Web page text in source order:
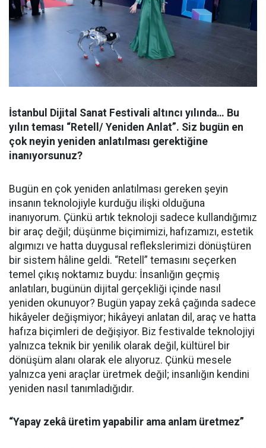
İstanbul Dijital Sanat Festivali altıncı yılında… Bu
yılın teması “Retell/ Yeniden Anlat”. Siz bugün en
çok neyin yeniden anlatılması gerektiğine
inanıyorsunuz?
Bugün en çok yeniden anlatılması gereken şeyin
insanın teknolojiyle kurduğu ilişki olduğuna
inanıyorum. Çünkü artık teknoloji sadece kullandığımız
bir araç değil; düşünme biçimimizi, hafızamızı, estetik
algımızı ve hatta duygusal reflekslerimizi dönüştüren
bir sistem hâline geldi. “Retell” temasını seçerken
temel çıkış noktamız buydu: İnsanlığın geçmiş
anlatıları, bugünün dijital gerçekliği içinde nasıl
yeniden okunuyor? Bugün yapay zekâ çağında sadece
hikâyeler değişmiyor; hikâyeyi anlatan dil, araç ve hatta
hafıza biçimleri de değişiyor. Biz festivalde teknolojiyi
yalnızca teknik bir yenilik olarak değil, kültürel bir
dönüşüm alanı olarak ele alıyoruz. Çünkü mesele
yalnızca yeni araçlar üretmek değil; insanlığın kendini
yeniden nasıl tanımladığıdır.
“Yapay zekâ üretim yapabilir ama anlam üretmez”